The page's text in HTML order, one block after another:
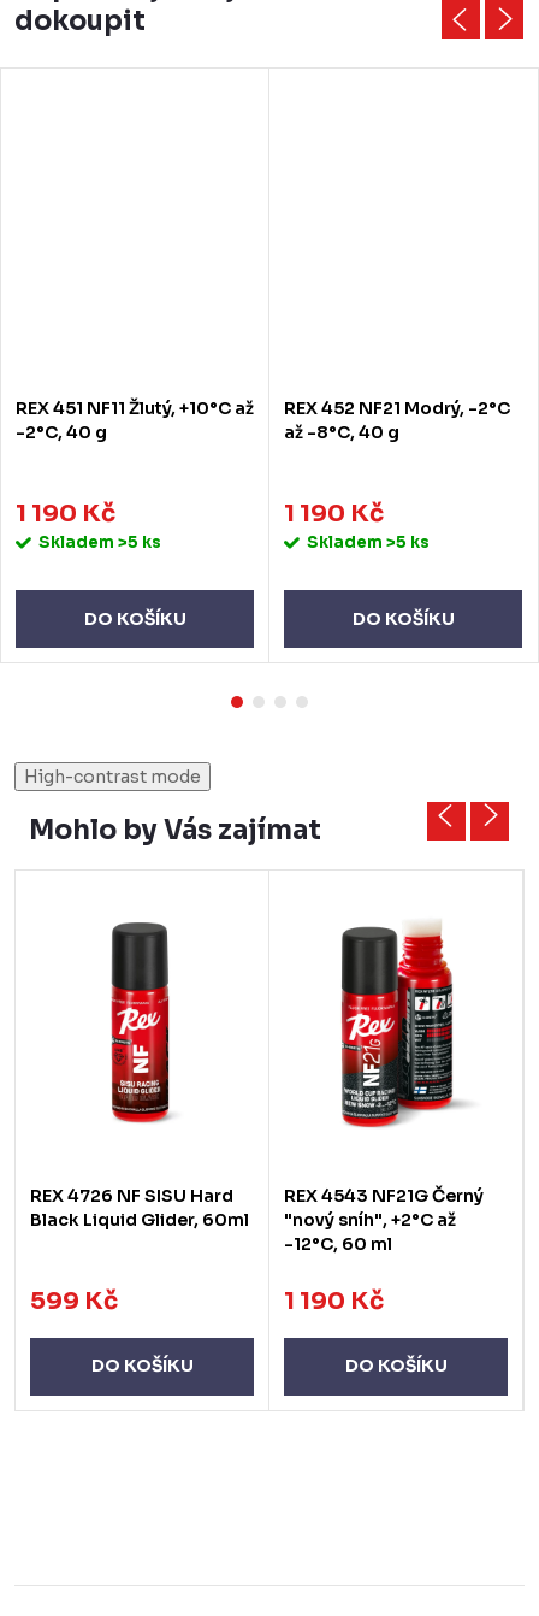
dokoupit
REX 451 NF11 Žlutý, +10°C až
-2°C, 40 g
1 190 Kč
Skladem >5 ks
DO KOŠÍKU
REX 452 NF21 Modrý, -2°C
až -8°C, 40 g
1 190 Kč
Skladem >5 ks
DO KOŠÍKU
High-contrast mode
Mohlo by Vás zajímat
REX 4726 NF SISU Hard
Black Liquid Glider, 60ml
599 Kč
DO KOŠÍKU
REX 4543 NF21G Černý
"nový sníh", +2°C až
-12°C, 60 ml
1 190 Kč
DO KOŠÍKU